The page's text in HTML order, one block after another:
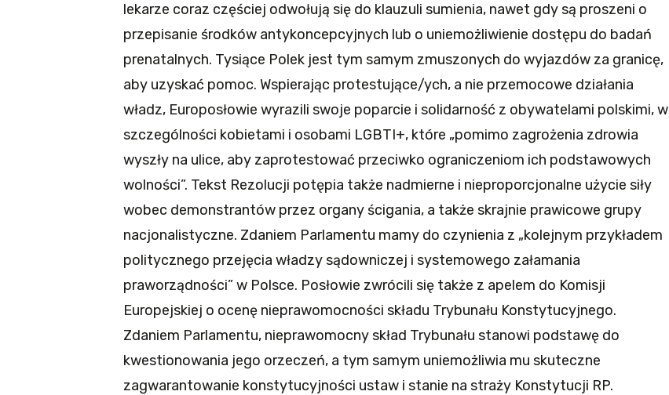
lekarze coraz częściej odwołują się do klauzuli sumienia, nawet gdy są proszeni o
przepisanie środków antykoncepcyjnych lub o uniemożliwienie dostępu do badań
prenatalnych. Tysiące Polek jest tym samym zmuszonych do wyjazdów za granicę,
aby uzyskać pomoc. Wspierając protestujące/ych, a nie przemocowe działania
władz, Europosłowie wyrazili swoje poparcie i solidarność z obywatelami polskimi, w
szczególności kobietami i osobami LGBTI+, które „pomimo zagrożenia zdrowia
wyszły na ulice, aby zaprotestować przeciwko ograniczeniom ich podstawowych
wolności”. Tekst Rezolucji potępia także nadmierne i nieproporcjonalne użycie siły
wobec demonstrantów przez organy ścigania, a także skrajnie prawicowe grupy
nacjonalistyczne. Zdaniem Parlamentu mamy do czynienia z „kolejnym przykładem
politycznego przejęcia władzy sądowniczej i systemowego załamania
praworządności” w Polsce. Posłowie zwrócili się także z apelem do Komisji
Europejskiej o ocenę nieprawomocności składu Trybunału Konstytucyjnego.
Zdaniem Parlamentu, nieprawomocny skład Trybunału stanowi podstawę do
kwestionowania jego orzeczeń, a tym samym uniemożliwia mu skuteczne
zagwarantowanie konstytucyjności ustaw i stanie na straży Konstytucji RP.